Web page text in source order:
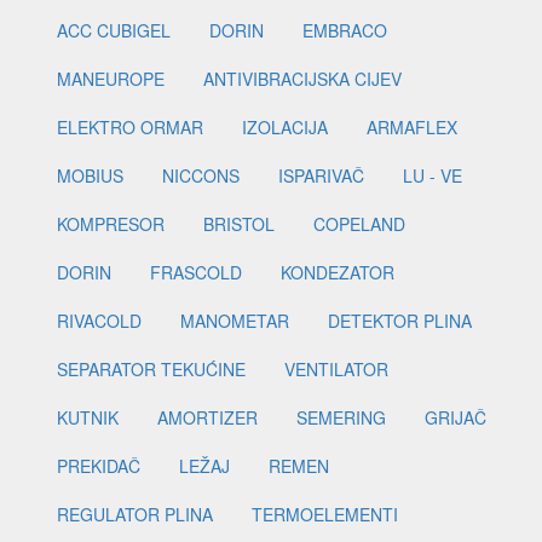
ACC CUBIGEL
DORIN
EMBRACO
MANEUROPE
ANTIVIBRACIJSKA CIJEV
ELEKTRO ORMAR
IZOLACIJA
ARMAFLEX
MOBIUS
NICCONS ISPARIVAČ
LU - VE
KOMPRESOR
BRISTOL
COPELAND
DORIN
FRASCOLD
KONDEZATOR
RIVACOLD
MANOMETAR
DETEKTOR PLINA
SEPARATOR TEKUĆINE
VENTILATOR
KUTNIK
AMORTIZER SEMERING
GRIJAČ
PREKIDAČ
LEŽAJ
REMEN
REGULATOR PLINA
TERMOELEMENTI